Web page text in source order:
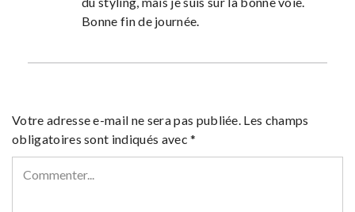
Bonne fin de journée.
Votre adresse e-mail ne sera pas publiée. Les champs
obligatoires sont indiqués avec*